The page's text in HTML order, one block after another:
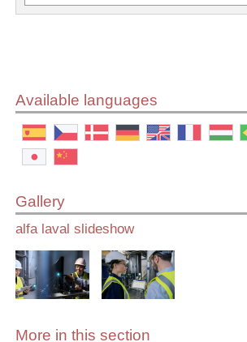
Available languages
Gallery
alfa laval slideshow
More in this section